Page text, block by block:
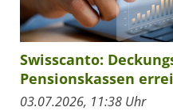
Swisscanto:
Pensionskassen
03.07.2026, 11:38 Uhr